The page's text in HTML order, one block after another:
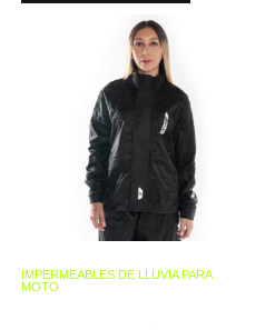
IMPERMEABLES DE LLUVIA PARA
MOTO